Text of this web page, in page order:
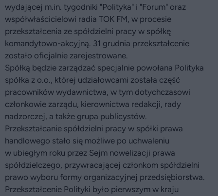
wydającej m.in. tygodniki "Polityka" i "Forum" oraz
współwłaścicielowi radia TOK FM, w procesie
przekształcenia ze spółdzielni pracy w spółkę
komandytowo-akcyjną. 31 grudnia przekształcenie
zostało oficjalnie zarejestrowane.
Spółką będzie zarządzać specjalnie powołana Polityka
spółka z o.o., której udziałowcami została część
pracowników wydawnictwa, w tym dotychczasowi
członkowie zarządu, kierownictwa redakcji, rady
nadzorczej, a także grupa publicystów.
Przekształcanie spółdzielni pracy w spółki prawa
handlowego stało się możliwe po uchwaleniu
w ubiegłym roku przez Sejm nowelizacji prawa
spółdzielczego, przywracającej członkom spółdzielni
prawo wyboru formy organizacyjnej przedsiębiorstwa.
Przekształcenie Polityki było pierwszym w kraju